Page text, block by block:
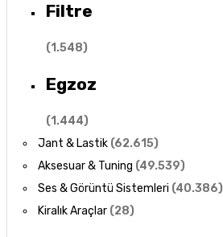
Filtre
(1.548)
Egzoz
(1.444)
Jant & Lastik (62.615)
Aksesuar & Tuning (49.539)
Ses & Görüntü Sistemleri (40.386)
Kiralık Araçlar (28)